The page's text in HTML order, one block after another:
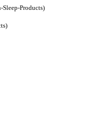
Sleep-Products)